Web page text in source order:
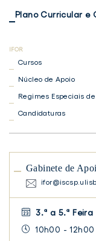
Plano Curricular e
Cursos
Núcleo de Apoio
Regimes Especiais
Candidaturas
Gabinete de
3.ª a 5.ª Feira
10h00 - 12h00